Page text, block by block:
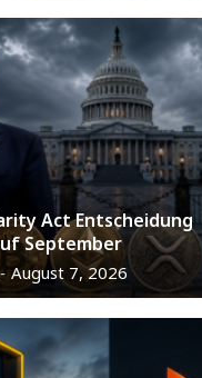
Act Entscheidung
September
- August 7, 2026